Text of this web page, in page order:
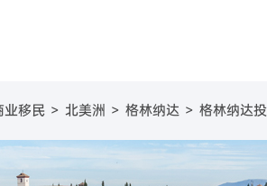
格林纳达 格林纳达投资移民 日本经营管理签证
加拿大
西班牙购房移民
业移民 > 北美洲 > 格林纳达 > 格林纳达